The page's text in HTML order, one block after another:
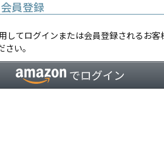
員登録
してログインまたは会員登録されるお
い。